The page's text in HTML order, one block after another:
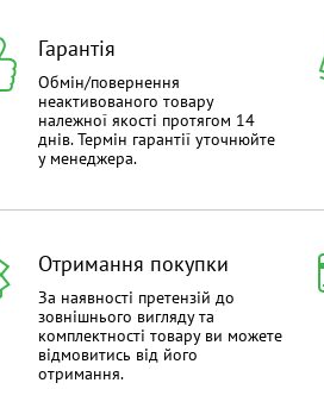
Гарантія
Обмін/повернення
неактивованого товару
належної якості протягом 14
днів. Термін гарантії уточнюйте
у менеджера.
Отримання покупки
За наявності претензій до
зовнішнього вигляду та
комплектності товару ви можете
відмовитись від його
отримання.